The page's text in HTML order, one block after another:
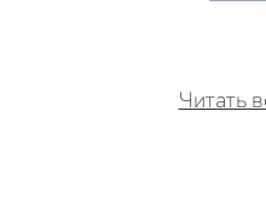
Читать